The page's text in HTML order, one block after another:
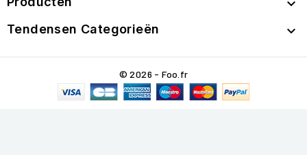

Tendensen Categorieën 
© 2026 - Foo.fr